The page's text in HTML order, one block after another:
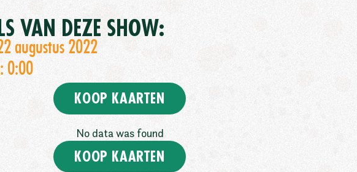
VAN DEZE SHOW:
augustus 2022
0:00
KOOP KAARTEN
No data was found
KOOP KAARTEN